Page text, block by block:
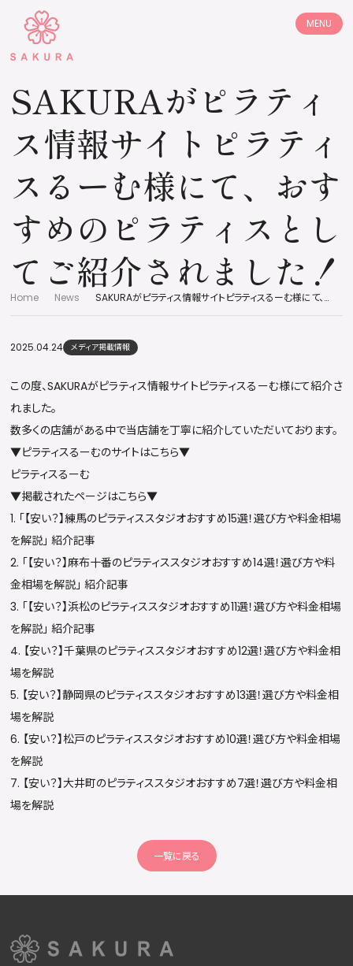
SAKURAがピラティ
ス情報サイトピラティ
スるーむ様にて、おす
すめのピラティスとし
てご紹介されました！
Home News SAKURAがピラティス情報サイトピラティスるーむ様にて、おすすめのピラティスとしてご紹介されました！
2025.04.24 メディア掲載情報
この度、SAKURAがピラティス情報サイトピラティスるーむ様にて紹介さ
れました。
数多くの店舗がある中で当店舗を丁寧に紹介していただいております。
▼ピラティスるーむのサイトはこちら▼
ピラティスるーむ
▼掲載されたページはこちら▼
1. 「【安い？】練馬のピラティススタジオおすすめ15選！選び方や料金相場
を解説」 紹介記事
2. 「 【安い？】麻布十番のピラティススタジオおすすめ14選！選び方や料
金相場を解説」 紹介記事
3. 「 【安い？】浜松のピラティススタジオおすすめ11選！選び方や料金相場
を解説」 紹介記事
4. 【安い？】千葉県のピラティススタジオおすすめ12選！選び方や料金相
場を解説
5. 【安い？】静岡県のピラティススタジオおすすめ13選！選び方や料金相
場を解説
6. 【安い？】松戸のピラティススタジオおすすめ10選！選び方や料金相場
を解説
7. 【安い？】大井町のピラティススタジオおすすめ7選！選び方や料金相
場を解説
一覧に戻る
MENU
店舗情報
体験レッスン
ご利用料金
お客様の声
よくあるご質問
採用情報
加盟店募集
コラム